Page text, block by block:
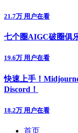
21.7万 用户在看
七个圈AIGC破圈俱
19.6万 用户在看
快速上手！
Discord！
18.2万 用户在看
首页